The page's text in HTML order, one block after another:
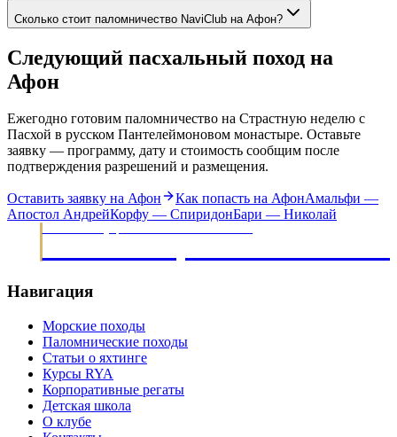
Сколько стоит паломничество NaviClub на Афон?
Следующий пасхальный поход на
Афон
Ежегодно готовим паломничество на Страстную неделю с
Пасхой в русском Пантелеймоновом монастыре. Оставьте
заявку — программу, дату и стоимость сообщим после
подтверждения разрешений и размещения.
Оставить заявку на Афон Как попасть на АфонАмальфи —
Апостол АндрейКорфу — СпиридонБари — Николай
Навигация
Морские походы
Паломнические походы
Статьи о яхтинге
Курсы RYA
Корпоративные регаты
Детская школа
О клубе